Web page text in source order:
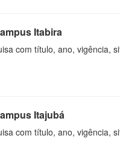
Itabira
com título, ano, vigência,
Itajubá
com título, ano, vigência,